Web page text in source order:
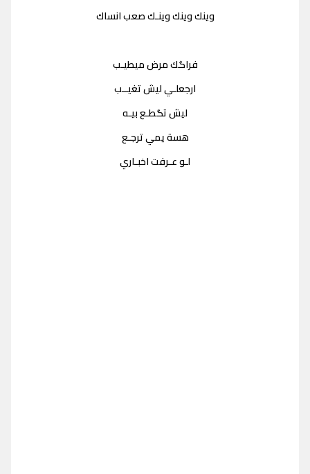
وينك وينك وينـك صعب انساك
فراگك مرض ميطيـب
ارجعلـي ليش تغيــب
ليش تگطـع بيـه
هسة يمي ترجـع
لـو عـرفت اخبـاري